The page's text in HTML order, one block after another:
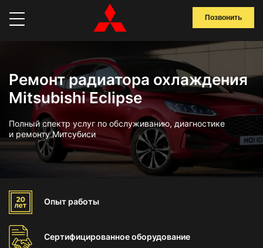
Позвонить
Ремонт радиатора охлаждения
Mitsubishi Eclipse
Полный спектр услуг по обслуживанию, диагностике
и ремонту Митсубиси
Опыт работы
Сертифицированноеоборудование